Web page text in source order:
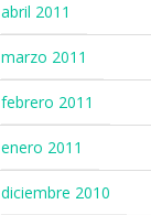
abril 2011
marzo 2011
febrero 2011
enero 2011
diciembre 2010